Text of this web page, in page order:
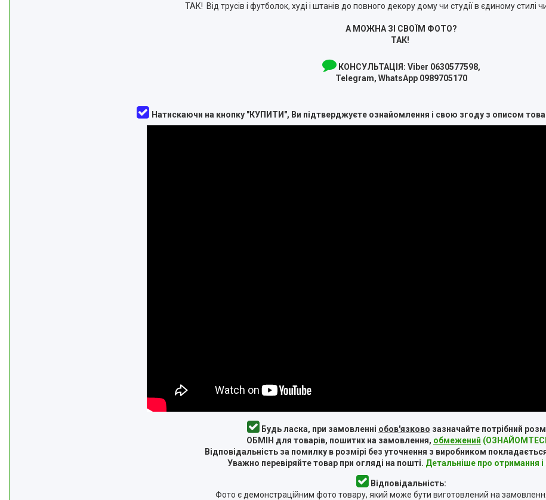
ТАК! Від трусів і футболок, худі і штанів до повного декору дому чи студії в єдиному стилі
А МОЖНА ЗІ СВОЇМ ФОТО?
ТАК!
КОНСУЛЬТАЦІЯ: Viber 0630577598,
Telegram, WhatsApp 0989705170
Натискаючи на кнопку "КУПИТИ", Ви підтверджуєте ознайомлення і свою згоду з описом
Будь ласка, при замовленні обов'язково зазначайте потрібний
ОБМІН для товарів, пошитих на замовлення, обмежений
Відповідальність за помилку в розмірі без уточнення з виробником
Уважно перевіряйте товар при огляді на пошті. Детальніше про отримання
Відповідальність:
Фото є демонстраційним фото товару, який може бути виготовлений на